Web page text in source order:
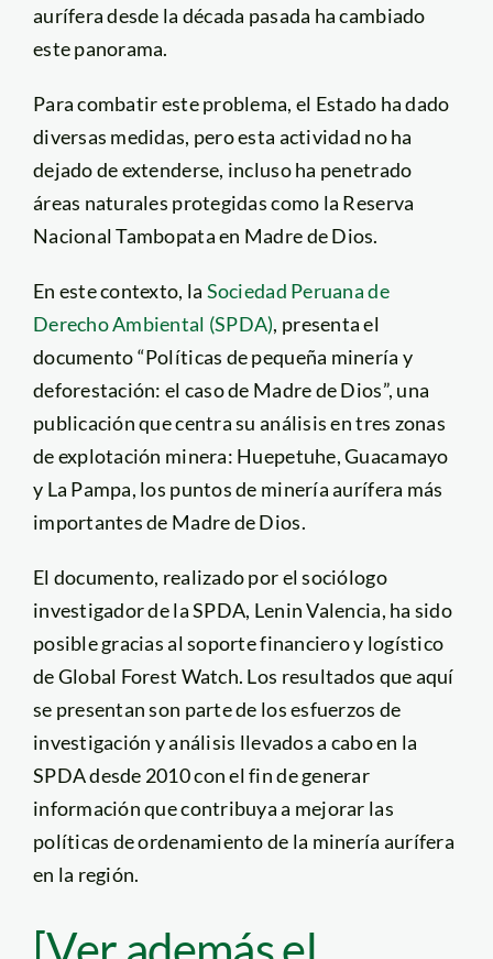
aurífera desde la década pasada ha cambiado
este panorama.
Para combatir este problema, el Estado ha dado
diversas medidas, pero esta actividad no ha
dejado de extenderse, incluso ha penetrado
áreas naturales protegidas como la Reserva
Nacional Tambopata en Madre de Dios.
En este contexto, la Sociedad Peruana de
Derecho Ambiental (SPDA), presenta el
documento “Políticas de pequeña minería y
deforestación: el caso de Madre de Dios”, una
publicación que centra su análisis en tres zonas
de explotación minera: Huepetuhe, Guacamayo
y La Pampa, los puntos de minería aurífera más
importantes de Madre de Dios.
El documento, realizado por el sociólogo
investigador de la SPDA, Lenin Valencia, ha sido
posible gracias al soporte financiero y logístico
de Global Forest Watch. Los resultados que aquí
se presentan son parte de los esfuerzos de
investigación y análisis llevados a cabo en la
SPDA desde 2010 con el fin de generar
información que contribuya a mejorar las
políticas de ordenamiento de la minería aurífera
en la región.